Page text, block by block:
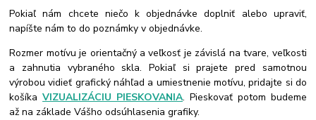
Pokiaľ nám chcete niečo k objednávke doplniť alebo upraviť,
napíšte nám to do poznámky v objednávke.
Rozmer motívu je orientačný a veľkosť je závislá na tvare, veľkosti
a zahnutia vybraného skla. Pokiaľ si prajete pred samotnou
výrobou vidieť grafický náhľad a umiestnenie motívu, pridajte si do
košíkaVIZUALIZÁCIU PIESKOVANIA. Pieskovať potom budeme
až na základe Vášho odsúhlasenia grafiky.